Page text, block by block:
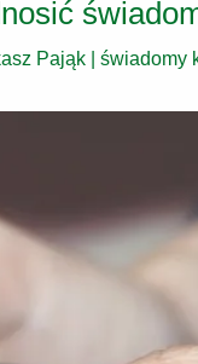
Pająk świadomy